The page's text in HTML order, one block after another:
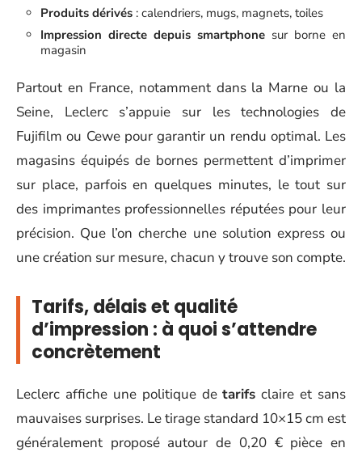
Produits dérivés : calendriers, mugs, magnets, toiles
Impression directe depuis smartphone sur borne en
magasin
Partout en France, notamment dans la Marne ou la
Seine, Leclerc s’appuie sur les technologies de
Fujifilm ou Cewe pour garantir un rendu optimal. Les
magasins équipés de bornes permettent d’imprimer
sur place, parfois en quelques minutes, le tout sur
des imprimantes professionnelles réputées pour leur
précision. Que l’on cherche une solution express ou
une création sur mesure, chacun y trouve son compte.
Tarifs, délais et qualité
d’impression : à quoi s’attendre
concrètement
Leclerc affiche une politique detarifs claire et sans
mauvaises surprises. Le tirage standard 10×15 cm est
généralement proposé autour de 0,20 € pièce en